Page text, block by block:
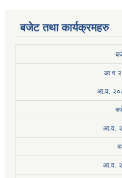
बजेट तथा कार्यक्रमहरु
आ.व.
आ.व.
आ.व.